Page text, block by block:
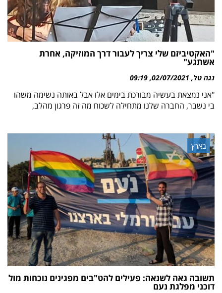
"האקטיביזם שלי צריך לעבור דרך המוזיקה, אחרת
אשתגע"
נגה טל 02/07/2021
09:19
"אני נמצאת בעשיה מבורכת בימים אלו אבל באותה נשימה משהו
בי נשבר, החברה שלנו מתחילה לשכוח מה זה פרגון מהלב,
בארץ
תשובה גאה לשנאה: פעילים להט"בים מפגינים נוכחות מול
דוכני מפלגת נעם